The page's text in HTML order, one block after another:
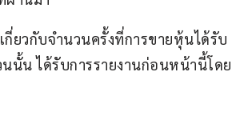
กี่ยวกับจำนวนครั้งที่การขายหุ้นได้รับ
นนั้น ได้รับการรายงานก่อนหน้านี้โดย